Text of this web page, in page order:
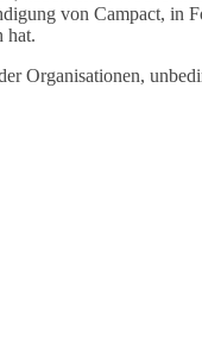
von Campact, in
hat.
Organisationen,